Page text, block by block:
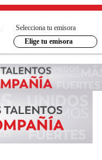
Selecciona tu emisora
Elige tu emisora